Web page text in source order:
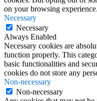
on your browsing experience.
Necessary
Necessary
Always Enabled
Necessary cookies are
function properly. This
basic functionalities and
cookies do not store any
Non-necessary
Non-necessary